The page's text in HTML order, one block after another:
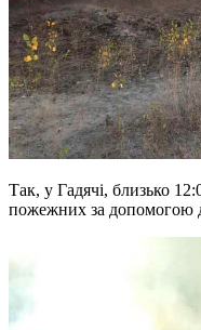
Так, у Гадячі, близько
пожежних за допомогою